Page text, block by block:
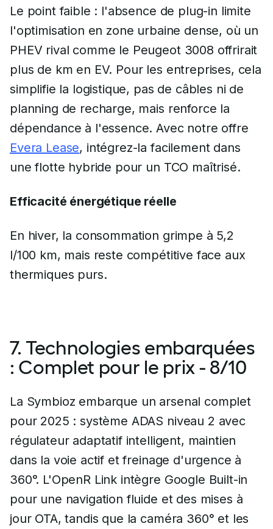
Le point faible : l'absence de plug-in limite
l'optimisation en zone urbaine dense, où un
PHEV rival comme le Peugeot 3008 offrirait
plus de km en EV. Pour les entreprises, cela
simplifie la logistique, pas de câbles ni de
planning de recharge, mais renforce la
dépendance à l'essence. Avec notre offre
Evera Lease, intégrez-la facilement dans
une flotte hybride pour un TCO maîtrisé.
Efficacité énergétique réelle
En hiver, la consommation grimpe à 5,2
l/100 km, mais reste compétitive face aux
thermiques purs.
7. Technologies embarquées
: Complet pour le prix - 8/10
La Symbioz embarque un arsenal complet
pour 2025 : système ADAS niveau 2 avec
régulateur adaptatif intelligent, maintien
dans la voie actif et freinage d'urgence à
360°. L'OpenR Link intègre Google Built-in
pour une navigation fluide et des mises à
jour OTA, tandis que la caméra 360° et les